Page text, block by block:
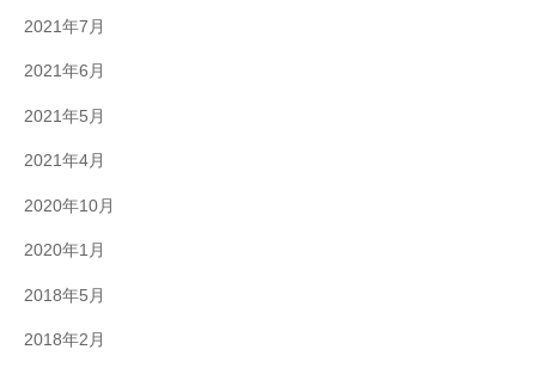
2021年7月
2021年6月
2021年5月
2021年4月
2020年10月
2020年1月
2018年5月
2018年2月